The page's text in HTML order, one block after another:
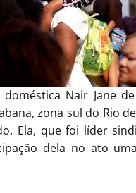
doméstica Nair Jane
zona sul do Rio
Ela, que foi líder
dela no ato